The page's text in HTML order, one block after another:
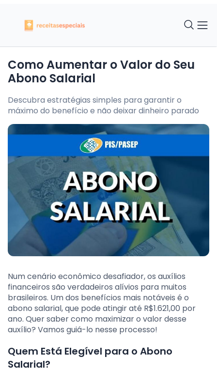
Como Aumentar o Valor do Seu
Abono Salarial
Descubra estratégias simples para garantir o
máximo do benefício e não deixar dinheiro parado
Num cenário econômico desafiador, os auxílios
financeiros são verdadeiros alívios para muitos
brasileiros. Um dos benefícios mais notáveis é o
abono salarial, que pode atingir até R$1.621,00 por
ano. Quer saber como maximizar o valor desse
auxílio? Vamos guiá-lo nesse processo!
Quem Está Elegível para o Abono
Salarial?